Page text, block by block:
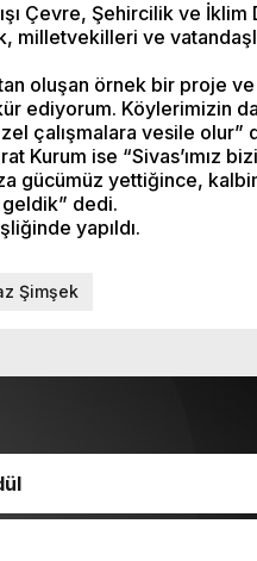
Çevre, Şehircilik ve
milletvekilleri ve
oluşan örnek bir proje
ediyorum. Köylerimizin
çalışmalara vesile olur”
Kurum ise “Sivas’ımız
gücümüz yettiğince,
dedi.
yapıldı.
Şimşek